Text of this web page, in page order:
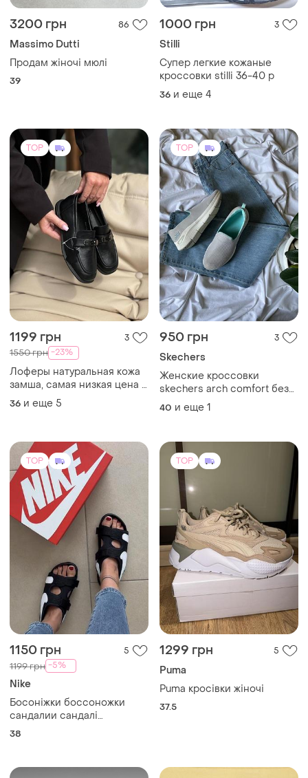
3200 грн 86
Massimo Dutti
Продам жіночі мюлі
39
1000 грн 3
Stilli
Супер легкие кожаные
кроссовки stilli 36-40 р
36 и еще 4
TOP
1199 грн 3
1550 грн -23%
Лоферы натуральная кожа
замша, самая низкая цена в
интернете!
36 и еще 5
TOP
950 грн 3
Skechers
Женские кроссовки
skechers arch comfort без
шнурков 40 (27см.) 📏27см
40 и еще 1
TOP
1150 грн 5
1199 грн -5%
Nike
Босоніжки боссоножки
сандалии сандалі
оригінальні nike
38
TOP
1299 грн 5
Puma
Puma кросівки жіночі
37.5